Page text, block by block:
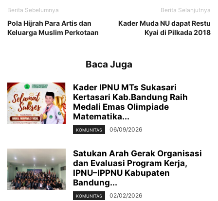
Berita Sebelumnya
Pola Hijrah Para Artis dan
Keluarga Muslim Perkotaan
Berita Selanjutnya
Kader Muda NU dapat Restu
Kyai di Pilkada 2018
Baca Juga
Kader IPNU MTs Sukasari
Kertasari Kab.Bandung Raih
Medali Emas Olimpiade
Matematika...
KOMUNITAS 06/09/2026
Satukan Arah Gerak Organisasi
dan Evaluasi Program Kerja,
IPNU–IPPNU Kabupaten
Bandung...
KOMUNITAS 02/02/2026